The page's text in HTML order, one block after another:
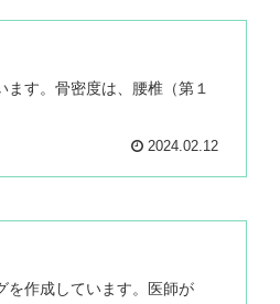
す。骨密度は、腰椎（第１
2024.02.12
を作成しています。医師が